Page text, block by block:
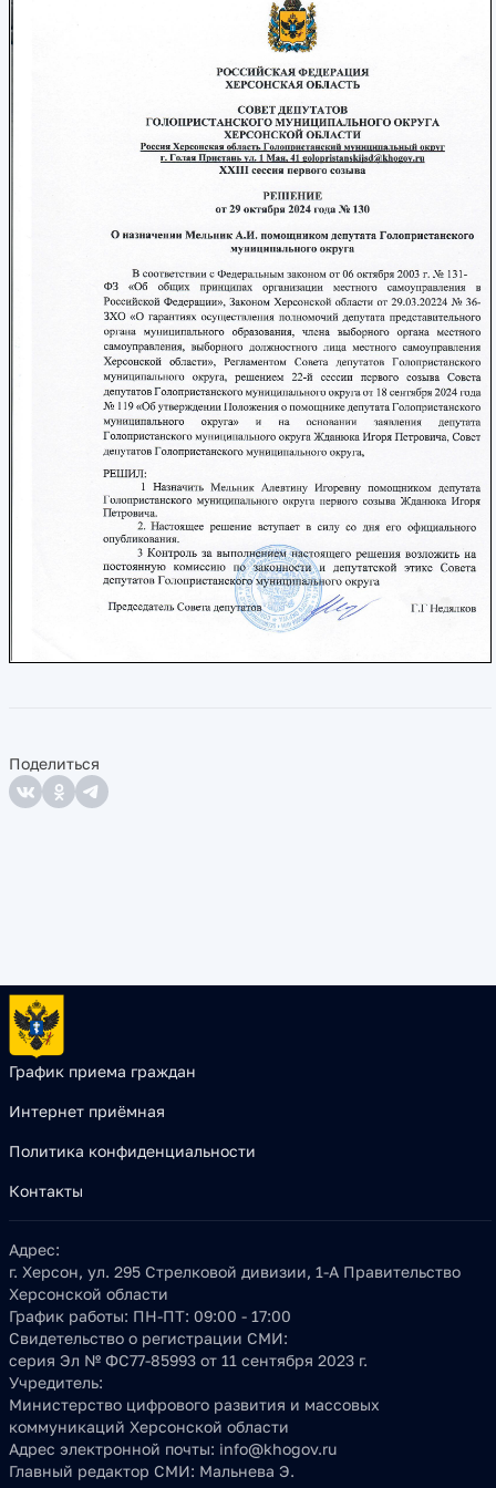
Поделиться
График приема граждан
Интернет приёмная
Политика конфиденциальности
Контакты
Адрес:
г. Херсон, ул. 295 Стрелковой дивизии, 1-А Правительство
Херсонской области
График работы: ПН-ПТ: 09:00 - 17:00
Свидетельство о регистрации СМИ:
серия Эл № ФС77-85993 от 11 сентября 2023 г.
Учредитель:
Министерство цифрового развития и массовых
коммуникаций Херсонской области
Адрес электронной почты: info@khogov.ru
Главный редактор СМИ: Мальнева Э.